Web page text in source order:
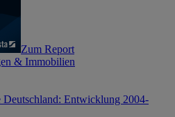
Zum Report
& Immobilien
Deutschland: Entwicklung 2004-